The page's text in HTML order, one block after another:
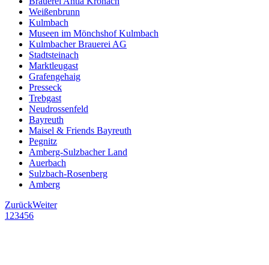
Weißenbrunn
Kulmbach
Museen im Mönchshof Kulmbach
Kulmbacher Brauerei AG
Stadtsteinach
Marktleugast
Grafengehaig
Presseck
Trebgast
Neudrossenfeld
Bayreuth
Maisel & Friends Bayreuth
Pegnitz
Amberg-Sulzbacher Land
Auerbach
Sulzbach-Rosenberg
Amberg
ZurückWeiter
1 23456